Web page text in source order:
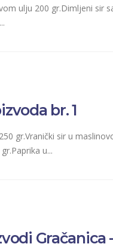
ulju 200 gr.Dimljeni
br. 1
gr.Vranički sir u
u...